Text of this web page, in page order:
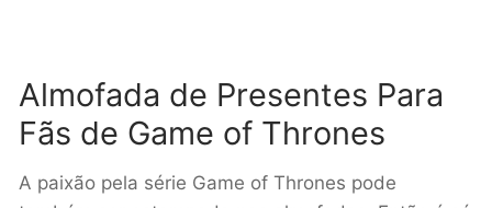
Almofada de Presentes Para
Fãs de Game of Thrones
A paixão pela série Game of Thrones pode